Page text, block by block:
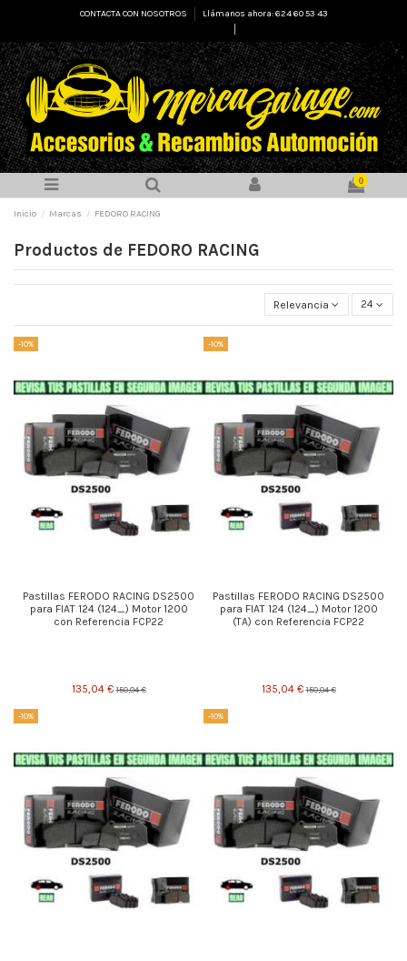
CONTACTA CON NOSOTROS
Llámanos ahora: 624 60 53 43
0
Inicio Marcas FEDORO RACING
Productos de FEDORO RACING
Relevancia 24
-10%
Pastillas FERODO RACING DS2500
para FIAT 124 (124_) Motor 1200
con Referencia FCP22
135,04 € 150,04 €
-10%
Pastillas FERODO RACING DS2500
para FIAT 124 (124_) Motor 1200
(TA) con Referencia FCP22
135,04 € 150,04 €
-10% -10%